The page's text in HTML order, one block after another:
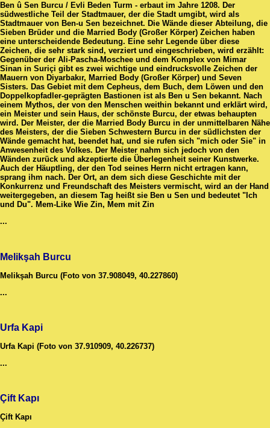
Ben û Sen Burcu / Evli Beden Turm - erbaut im Jahre 1208. Der
südwestliche Teil der Stadtmauer, der die Stadt umgibt, wird als
Stadtmauer von Ben-u Sen bezeichnet. Die Wände dieser Abteilung, die
Sieben Brüder und die Married Body (Großer Körper) Zeichen haben
eine unterscheidende Bedeutung. Eine sehr Legende über diese
Zeichen, die sehr stark sind, verziert und eingeschrieben, wird erzählt:
Gegenüber der Ali-Pascha-Moschee und dem Komplex von Mimar
Sinan in Suriçi gibt es zwei wichtige und eindrucksvolle Zeichen der
Mauern von Diyarbakır, Married Body (Großer Körper) und Seven
Sisters. Das Gebiet mit dem Cepheus, dem Buch, dem Löwen und den
Doppelkopfadler-geprägten Bastionen ist als Ben u Sen bekannt. Nach
einem Mythos, der von den Menschen weithin bekannt und erklärt wird,
ein Meister und sein Haus, der schönste Burcu, der etwas behaupten
wird. Der Meister, der die Married Body Burcu in der unmittelbaren Nähe
des Meisters, der die Sieben Schwestern Burcu in der südlichsten der
Wände gemacht hat, beendet hat, und sie rufen sich "mich oder Sie" in
Anwesenheit des Volkes. Der Meister nahm sich jedoch von den
Wänden zurück und akzeptierte die Überlegenheit seiner Kunstwerke.
Auch der Häuptling, der den Tod seines Herrn nicht ertragen kann,
sprang ihm nach. Der Ort, an dem sich diese Geschichte mit der
Konkurrenz und Freundschaft des Meisters vermischt, wird an der Hand
weitergegeben, an diesem Tag heißt sie Ben u Sen und bedeutet "Ich
und Du". Mem-Like Wie Zin, Mem mit Zin
...
Melikşah Burcu
Melikşah Burcu (Foto von 37.908049, 40.227860)
...
Urfa Kapi
Urfa Kapi (Foto von 37.910909, 40.226737)
...
Çift Kapı
Çift Kapı